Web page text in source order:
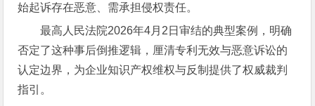
始起诉存在恶意、需承担侵权责任。
最高人民法院2026年4月2日审结的典型案例，明确
否定了这种事后倒推逻辑，厘清专利无效与恶意诉讼的
认定边界，为企业知识产权维权与反制提供了权威裁判
指引。